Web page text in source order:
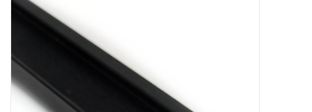
Installateur
Blog